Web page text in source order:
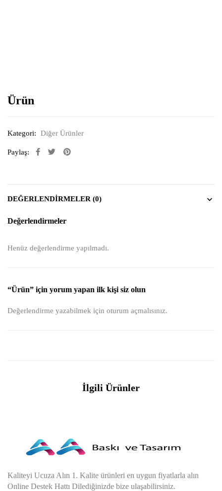
Ürün
Kategori: Diğer Ürünler
Paylaş:
DEĞERLENDIRMELER (0)
Değerlendirmeler
Henüz değerlendirme yapılmadı.
“Ürün” için yorum yapan ilk kişi siz olun
Değerlendirme yazabilmek için oturum açmalısınız.
İlgili Ürünler
Kaliteyi Ucuza Alın 1. Kalite ürünleri en uygun fiyatlarla alın
Online Destek Hattı Dilediğinizde bize ulaşabilirsiniz.